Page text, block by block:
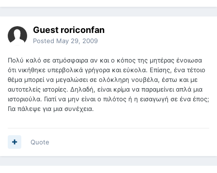
Guest roriconfan
Posted May 29, 2009
Πολύ καλό σε ατμόσφαιρα αν και ο κόπος της μητέρας ένοιωσα
ότι νικήθηκε υπερβολικά γρήγορα και εύκολα. Επίσης, ένα τέτοιο
θέμα μπορεί να μεγαλώσει σε ολόκληρη νουβέλα, έστω και με
αυτοτελείς ιστορίες. Δηλαδή, είναι κρίμα να παραμείνει απλά μια
ιστοριούλα. Γιατί να μην είναι ο πιλότος ή η εισαγωγή σε ένα έπος;
Για πάλεψε για μια συνέχεια.
Quote